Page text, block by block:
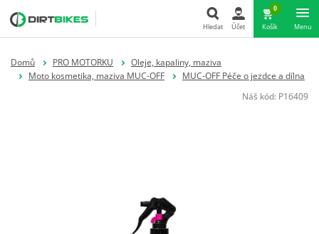
Hledat Účet
0
Košík Menu
Domů PRO MOTORKU
Oleje, kapaliny, maziva
Moto kosmetika, maziva MUC-OFF
MUC-OFF Péče o jezdce a dílna
Náš kód: P16409